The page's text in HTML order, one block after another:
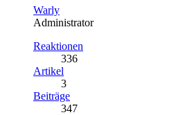
Warly
Administrator
Reaktionen
336
Artikel
3
Beiträge
347